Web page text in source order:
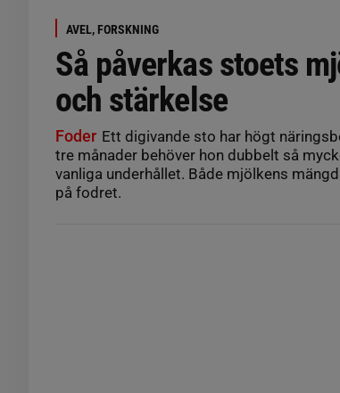
AVEL, FORSKNING
Så påverkas stoets
och stärkelse
Foder Ett digivande sto har högt
tre månader behöver hon dubbelt så
vanliga underhållet. Både mjölkens
på fodret.